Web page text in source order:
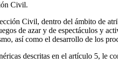
Civil.
Civil, dentro del ámbito de
de azar y de espectáculos y
así como el desarrollo de los
descritas en el artículo 5, le